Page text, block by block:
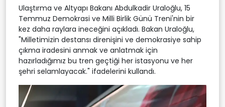
Ulaştırma ve Altyapı Bakanı Abdulkadir Uraloğlu, 15
Temmuz Demokrasi ve Milli Birlik Günü Treni'nin bir
kez daha raylara ineceğini açıkladı. Bakan Uraloğlu,
"Milletimizin destansı direnişini ve demokrasiye sahip
çıkma iradesini anmak ve anlatmak için
hazırladığımız bu tren geçtiği her istasyonu ve her
şehri selamlayacak." ifadelerini kullandı.